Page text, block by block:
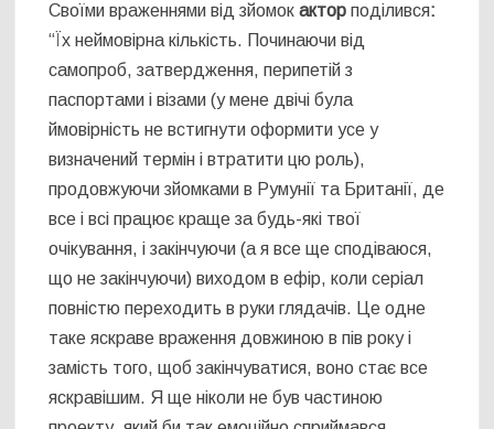
Своїми враженнями від зйомокактор поділився:
“Їх неймовірна кількість. Починаючи від
самопроб, затвердження, перипетій з
паспортами і візами (у мене двічі була
ймовірність не встигнути оформити усе у
визначений термін і втратити цю роль),
продовжуючи зйомками в Румунії та Британії, де
все і всі працює краще за будь-які твої
очікування, і закінчуючи (а я все ще сподіваюся,
що не закінчуючи) виходом в ефір, коли серіал
повністю переходить в руки глядачів. Це одне
таке яскраве враження довжиною в пів року і
замість того, щоб закінчуватися, воно стає все
яскравішим. Я ще ніколи не був частиною